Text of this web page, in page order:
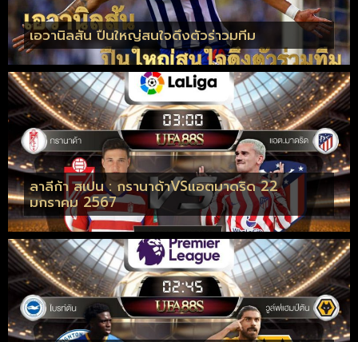
เอวานิลสัน ปืนใหญ่สนใจดึงตัวร่าวมทีม
ลาลีก้า สเปน : กรานาด้าVSแอตมาดริด 22
มกราคม 2567